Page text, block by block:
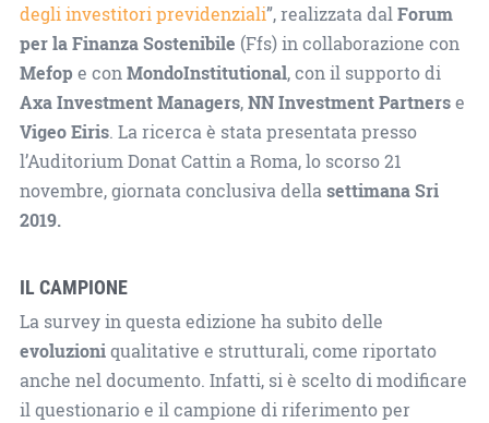
degli investitori previdenziali”, realizzata dalForum
per la Finanza Sostenibile (Ffs) in collaborazione con
Mefop e conMondoInstitutional, con il supporto di
Axa Investment Managers,NN Investment Partnerse
Vigeo Eiris. La ricerca è stata presentata presso
l’Auditorium Donat Cattin a Roma, lo scorso 21
novembre, giornata conclusiva dellasettimana Sri
2019.
IL CAMPIONE
La survey in questa edizione ha subito delle
evoluzioniqualitative e strutturali, come riportato
anche nel documento. Infatti, si è scelto di modificare
il questionario e il campione di riferimento per